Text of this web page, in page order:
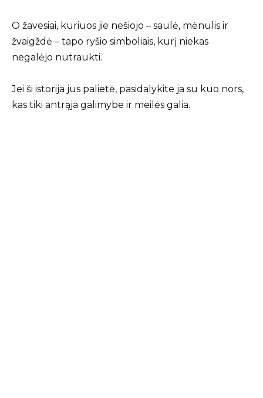
O žavesiai, kuriuos jie nešiojo – saulė, mėnulis ir
žvaigždė – tapo ryšio simboliais, kurį niekas
negalėjo nutraukti.
Jei ši istorija jus palietė, pasidalykite ja su kuo nors,
kas tiki antrąja galimybe ir meilės galia.